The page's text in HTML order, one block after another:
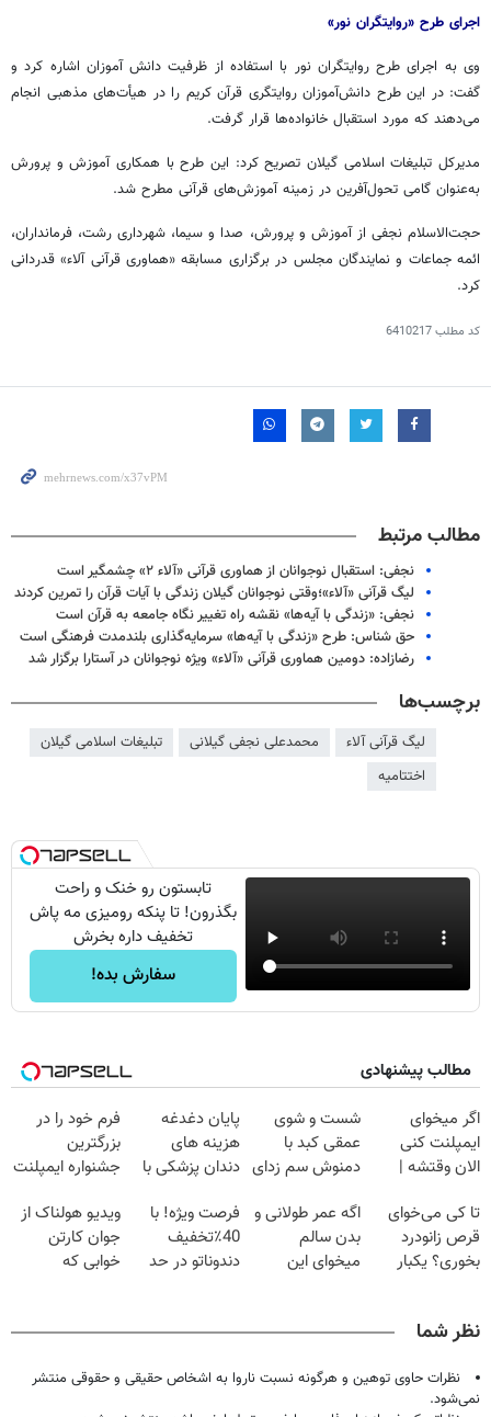
اجرای طرح «روایتگران نور»
وی به اجرای طرح روایتگران نور با استفاده از ظرفیت دانش آموزان اشاره کرد و
گفت: در این طرح دانش‌آموزان روایتگری قرآن کریم را در هیأت‌های مذهبی انجام
می‌دهند که مورد استقبال خانواده‌ها قرار گرفت.
مدیرکل تبلیغات اسلامی گیلان تصریح کرد: این طرح با همکاری آموزش و پرورش
به‌عنوان گامی تحول‌آفرین در زمینه آموزش‌های قرآنی مطرح شد.
حجت‌الاسلام نجفی از آموزش و پرورش، صدا و سیما، شهرداری رشت، فرمانداران،
ائمه جماعات و نمایندگان مجلس در برگزاری مسابقه «هماوری قرآنی آلاء» قدردانی
کرد.
کد مطلب6410217
مطالب مرتبط
نجفی: استقبال نوجوانان از هماوری قرآنی «آلاء ۲» چشمگیر است
لیگ قرآنی «آلاء»؛وقتی نوجوانان گیلان زندگی با آیات قرآن را تمرین کردند
نجفی: «زندگی با آیه‌ها» نقشه راه تغییر نگاه جامعه به قرآن است
حق شناس: طرح «زندگی با آیه‌ها» سرمایه‌گذاری بلندمدت فرهنگی است
رضازاده: دومین هماوری قرآنی «آلاء» ویژه نوجوانان در آستارا برگزار شد
برچسب‌ها
لیگ قرآنی آلاء محمدعلی نجفی گیلانی
تبلیغات اسلامی گیلان
اختتامیه
تابستون رو خنک و راحت
بگذرون! تا پنکه رومیزی مه پاش
تخفیف داره بخرش
سفارش بده!
مطالب پیشنهادی
اگر میخوای
ایمپلنت کنی
الان وقتشه |
میلیون تومان!!!
شست و شوی
عمقی کبد با
دمنوش سم زدای
پایان دغدغه
هزینه های
دندان پزشکی با
خانگی
فرم خود را در
بزرگترین
جشنواره ایمپلنت
فقط ۲۵ میلیون
تا کی می‌خوای
قرص زانودرد
بخوری؟ یکبار
اگه عمر طولانی و
بدن سالم
میخوای این
فرصت ویژه! با
40٪تخفیف
دندوناتو در حد
ویدیو هولناک از
جوان کارتن
خوابی که
نظر شما
نظرات حاوی توهین و هرگونه نسبت ناروا به اشخاص حقیقی و حقوقی منتشر
نمی‌شود.